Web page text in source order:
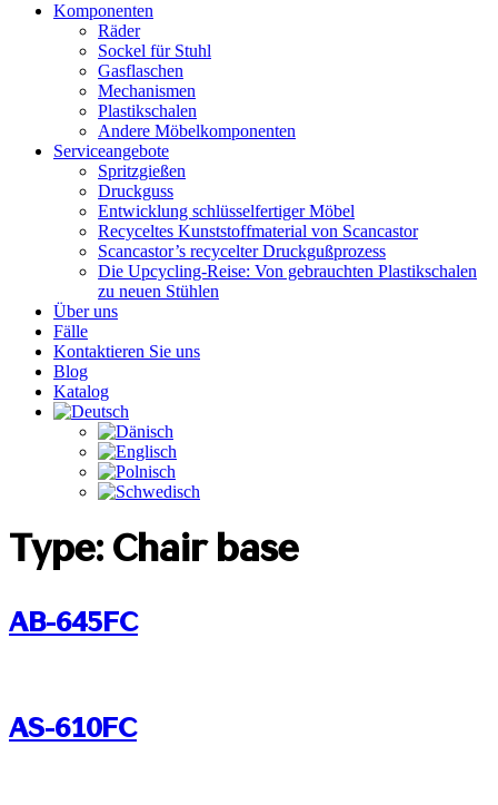
Komponenten
Räder
Sockel für Stuhl
Gasflaschen
Mechanismen
Plastikschalen
Andere Möbelkomponenten
Serviceangebote
Spritzgießen
Druckguss
Entwicklung schlüsselfertiger Möbel
Recyceltes Kunststoffmaterial von Scancastor
Scancastor’s recycelter Druckgußprozess
Die Upcycling-Reise: Von gebrauchten Plastikschalen
zu neuen Stühlen
Über uns
Fälle
Kontaktieren Sie uns
Blog
Katalog
Type: Chair base
AB-645FC
AS-610FC